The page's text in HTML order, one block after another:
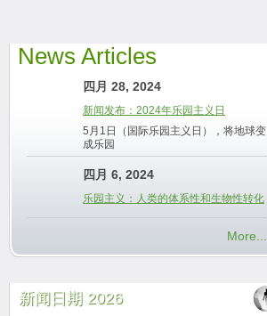
News Articles
四月 28, 2024
新闻发布：2024年乐园主义日
5月1日（国际乐园主义日），将地球变
成乐园
四月 6, 2024
乐园主义：人类的体系性和生物性转化
More...
新闻日期 2026